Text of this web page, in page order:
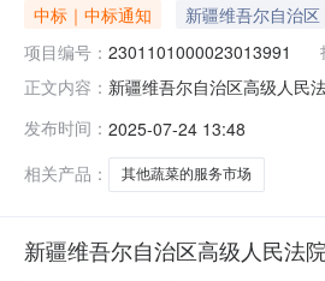
中标｜中标通知
新疆维吾尔自治
项目编号： 2301101000023013991
正文内容： 新疆维吾尔自治区高级人民
购计划文号:采购计划金额（
发布时间： 2025-07-24 13:48
相关产品：
其他蔬菜的服务市场
新疆维吾尔自治区高级人民法